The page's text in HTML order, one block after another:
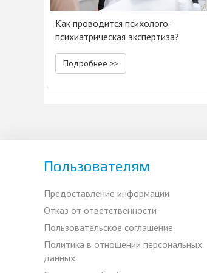
Как проводится психолого-
психиатрическая экспертиза?
Подробнее >>
Пользователям
Предоставление информации
Отказ от ответственности
Пользовательское соглашение
Политика в отношении персональных
данных